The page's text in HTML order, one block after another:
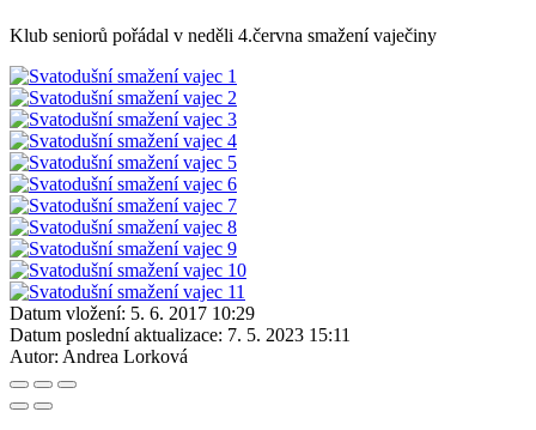
Klub seniorů pořádal v neděli 4.června smažení vaječiny
Datum vložení: 5. 6. 2017 10:29
Datum poslední aktualizace: 7. 5. 2023 15:11
Autor: Andrea Lorková